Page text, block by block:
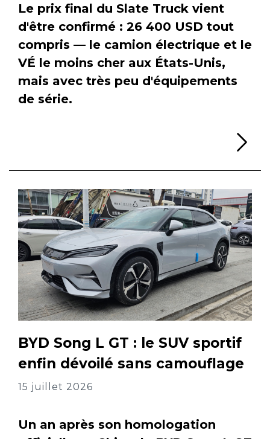
Le prix final du Slate Truck vient
d'être confirmé : 26 400 USD tout
compris — le camion électrique et le
VÉ le moins cher aux États-Unis,
mais avec très peu d'équipements
de série.
BYD Song L GT : le SUV sportif
enfin dévoilé sans camouflage
15 juillet 2026
Un an après son homologation